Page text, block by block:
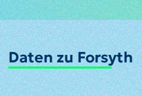
Daten zu Forsyth